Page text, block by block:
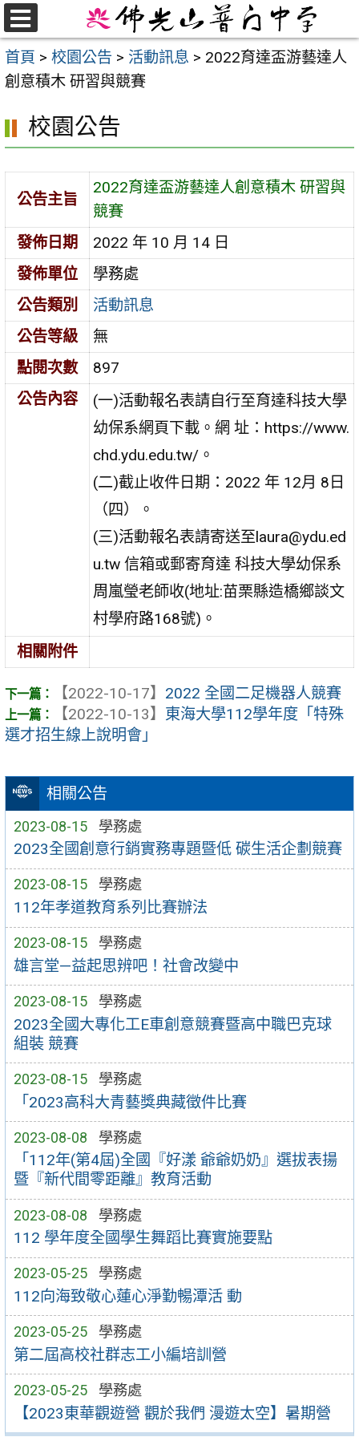
跳
至
主
要
首頁 > 校園公告 > 活動訊息 > 2022育達盃游藝達人
創意積木 研習與競賽
相關公告
2023-08-15 學務處
2023全國創意行銷實務專題暨低 碳生活企劃競賽
2023-08-15 學務處
112年孝道教育系列比賽辦法
2023-08-15 學務處
雄言堂—益起思辨吧！社會改變中
2023-08-15 學務處
2023全國大專化工E車創意競賽暨高中職巴克球
組裝 競賽
2023-08-15 學務處
「2023高科大青藝獎典藏徵件比賽
2023-08-08 學務處
「112年(第4屆)全國『好漾 爺爺奶奶』選拔表揚
暨『新代間零距離』教育活動
2023-08-08 學務處
112 學年度全國學生舞蹈比賽實施要點
2023-05-25 學務處
112向海致敬心蓮心淨勤暢潭活 動
2023-05-25 學務處
第二屆高校社群志工小編培訓營
2023-05-25 學務處
【2023東華觀遊營 觀於我們 漫遊太空】暑期營
校園公告
公告主旨
2022育達盃游藝達人創意積木 研習與
競賽
發佈日期
2022 年 10 月 14 日
發佈單位
學務處
公告類別
活動訊息
公告等級
無
點閱次數
897
公告內容
(一)活動報名表請自行至育達科技大學
幼保系網頁下載。網 址：https://www.
chd.ydu.edu.tw/。
(二)截止收件日期：2022 年 12月 8日
（四）。
(三)活動報名表請寄送至laura@ydu.ed
u.tw 信箱或郵寄育達 科技大學幼保系
周嵐瑩老師收(地址:苗栗縣造橋鄉談文
村學府路168號)。
相關附件
【2022-10-17】 2022 全國二足機器人競賽
【2022-10-13】 東海大學112學年度「特殊
選才招生線上說明會」
選
單